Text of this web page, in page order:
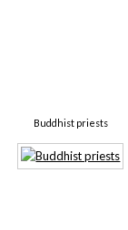
Buddhist priests